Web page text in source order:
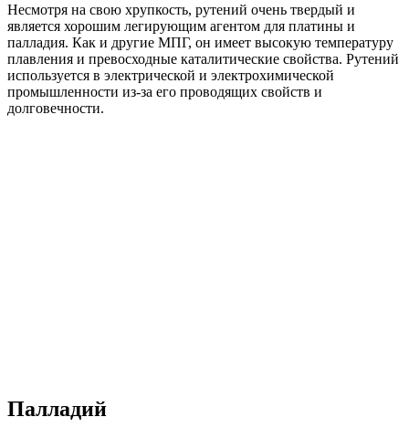
Несмотря на свою хрупкость, рутений очень твердый и
является хорошим легирующим агентом для платины и
палладия. Как и другие МПГ, он имеет высокую температуру
плавления и превосходные каталитические свойства. Рутений
используется в электрической и электрохимической
промышленности из-за его проводящих свойств и
долговечности.
Палладий